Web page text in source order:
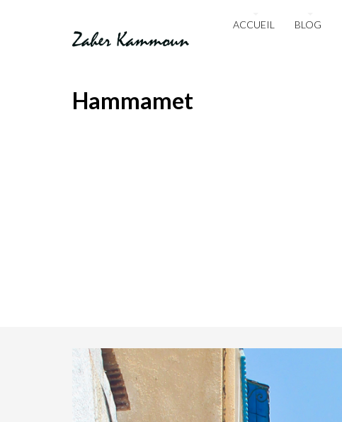
ACCUEIL BLOG
Hammamet